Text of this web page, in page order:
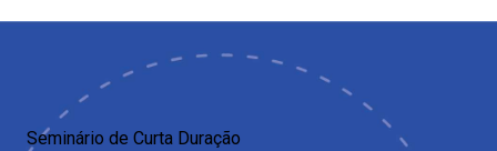
Seminário de Curta Duração